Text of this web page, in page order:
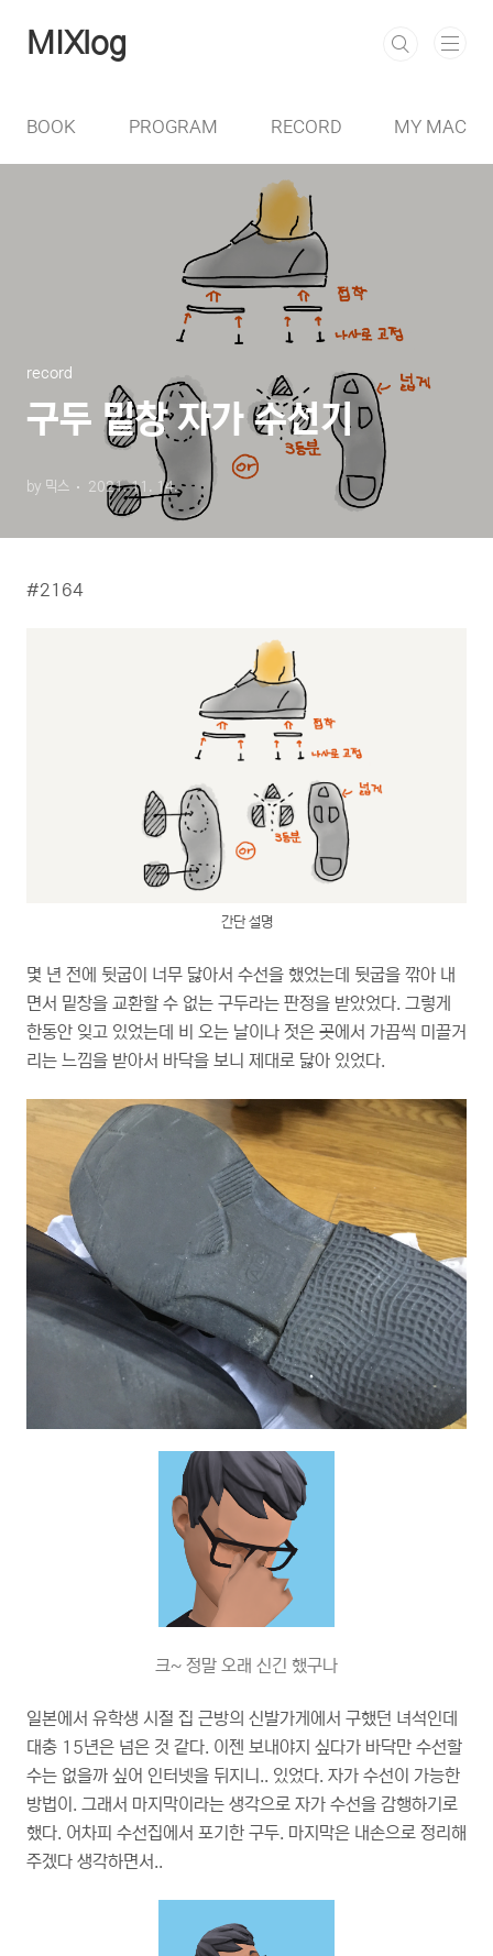
MIXlog
BOOK PROGRAM RECORD MY MAC
record
구두 밑창 자가 수선기
by 믹스 2021. 11. 14.
#2164
간단 설명
몇 년 전에 뒷굽이 너무 닳아서 수선을 했었는데 뒷굽을 깎아 내
면서 밑창을 교환할 수 없는 구두라는 판정을 받았었다. 그렇게
한동안 잊고 있었는데 비 오는 날이나 젓은 곳에서 가끔씩 미끌거
리는 느낌을 받아서 바닥을 보니 제대로 닳아 있었다.
크~ 정말 오래 신긴 했구나
일본에서 유학생 시절 집 근방의 신발가게에서 구했던 녀석인데
대충 15년은 넘은 것 같다. 이젠 보내야지 싶다가 바닥만 수선할
수는 없을까 싶어 인터넷을 뒤지니.. 있었다. 자가 수선이 가능한
방법이. 그래서 마지막이라는 생각으로 자가 수선을 감행하기로
했다. 어차피 수선집에서 포기한 구두. 마지막은 내손으로 정리해
주겠다 생각하면서..